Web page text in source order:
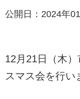
公開日：2024年
12月21日（木
スマス会を行い